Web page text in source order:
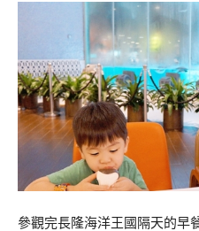
參觀完長隆海洋王國隔天的早